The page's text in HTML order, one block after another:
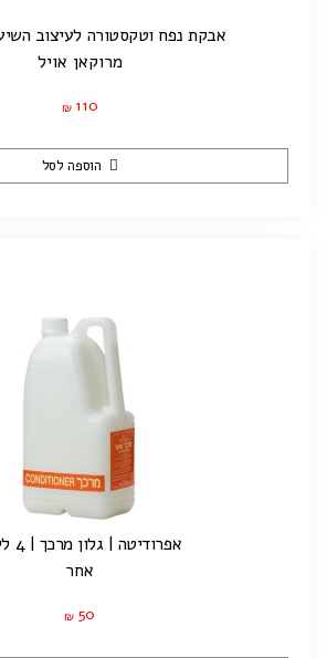
אבקת נפח וטקסטורה לעיצוב השיער | 8
מרוקאן אויל
₪ 110
הוספה לסל
אפרודיטה | גלון מרכך | 4 ליטר
אחר
₪ 50